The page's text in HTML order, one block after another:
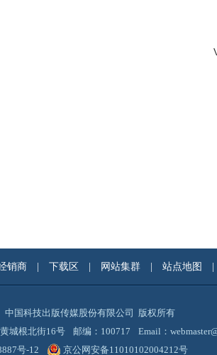
销商 下载区 网站集群 站点地图
中国科技出版传媒股份有限公司 版权所有
城根北街16号
邮编：100717
Email：
号-12
京公网安备11010102004212号